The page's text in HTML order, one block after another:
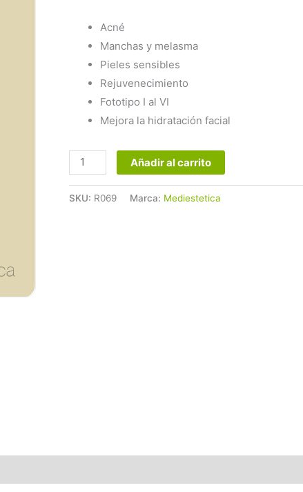
Acné
Manchas y melasma
Pieles sensibles
Rejuvenecimiento
Fototipo I al VI
Mejora la hidratación facial
Añadir al carrito
SKU: R069 Marca: Mediestetica